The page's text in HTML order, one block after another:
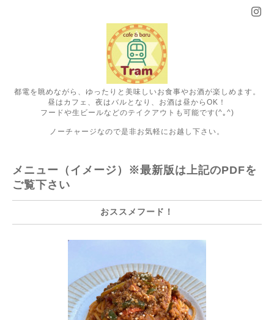
都電を眺めながら、ゆったりと美味しいお食事やお酒が楽しめます。
昼はカフェ、夜はバルとなり、お酒は昼からOK！
フードや生ビールなどのテイクアウトも可能です(^｡^)
ノーチャージなので是非お気軽にお越し下さい。
メニュー（イメージ）※最新版は上記のPDFを
ご覧下さい
おススメフード！